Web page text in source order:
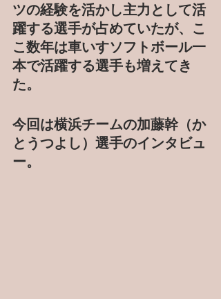
ツの経験を活かし主力として活
躍する選手が占めていたが、こ
こ数年は車いすソフトボール一
本で活躍する選手も増えてき
た。
今回は横浜チームの加藤幹（か
とうつよし）選手のインタビュ
ー。